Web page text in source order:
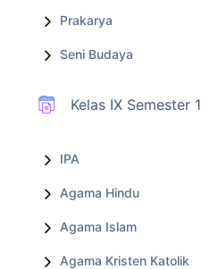
Prakarya
Seni Budaya
Kelas IX Semester 1
IPA
Agama Hindu
Agama Islam
Agama Kristen Katolik